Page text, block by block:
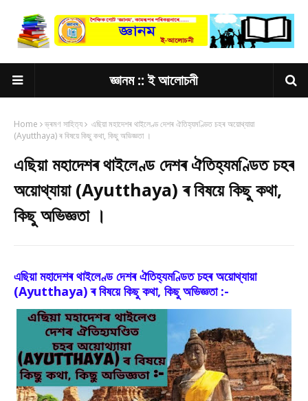
জ্ঞানম :: ই আলোচনী
Home ভ্ৰমণ সাহিত্য
এছিয়া মহাদেশৰ থাইলেণ্ড দেশৰ ঐতিহ্যমণ্ডিত চহৰ অয়ােথ্যায়া
(Ayutthaya) ৰ বিষয়ে কিছু কথা, কিছু অভিজ্ঞতা ।
এছিয়া মহাদেশৰ থাইলেণ্ড দেশৰ ঐতিহ্যমণ্ডিত চহৰ
অয়ােথ্যায়া (Ayutthaya) ৰ বিষয়ে কিছু কথা,
কিছু অভিজ্ঞতা ।
এছিয়া মহাদেশৰ থাইলেণ্ড দেশৰ ঐতিহ্যমণ্ডিত চহৰ অয়ােথ্যায়া
(Ayutthaya) ৰ বিষয়ে কিছু কথা, কিছু অভিজ্ঞতা :-